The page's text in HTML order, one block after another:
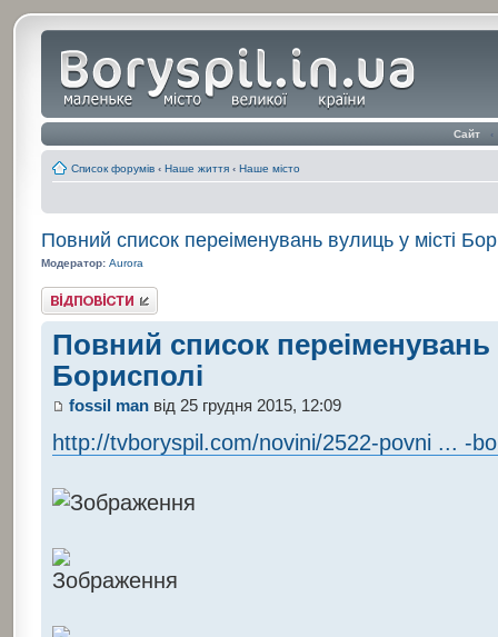
Сайт ‹
Список форумів ‹ Наше життя ‹ Наше місто
Повний список переіменувань вулиць у місті
Модератор: Aurora
Відповісти
Повний список переіменувань
Борисполі
fossil manвід 25 грудня 2015, 12:09
http://tvboryspil.com/novini/2522-povni ... -